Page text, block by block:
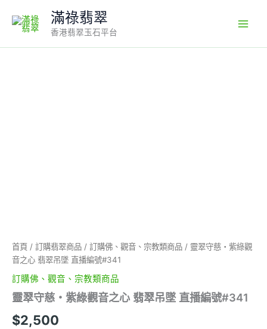
content
滿祿翡翠
香港翡翠玉石平台
首頁 / 訂購翡翠商品 / 訂購佛、觀音、宗教類商品 / 靈翠守慈・紫綠觀
音之心 翡翠吊墜 直播編號#341
訂購佛、觀音、宗教類商品
靈翠守慈・紫綠觀音之心 翡翠吊墜 直播編號#341
$2,500
播
編
號
#341
數